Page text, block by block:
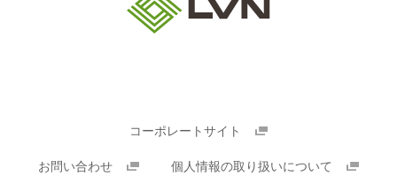
コーポレートサイト
お問い合わせ 個人情報の取り扱いについて